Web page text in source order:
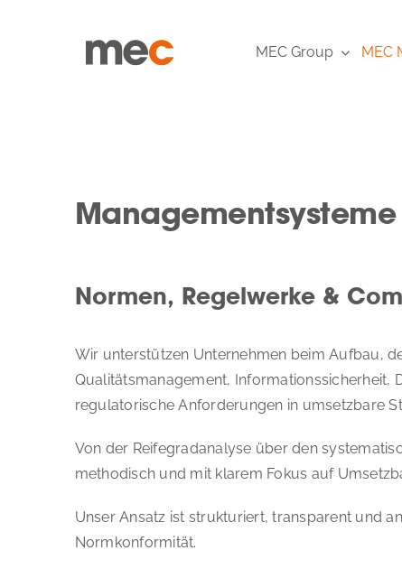
MEC Group MEC
Normen, Regelwerke &
Wir unterstützen Unternehmen beim Aufbau,
Qualitätsmanagement, Informationssicherheit,
regulatorische Anforderungen in umsetzbare
Von der Reifegradanalyse über den
methodisch und mit klarem Fokus auf
Unser Ansatz ist strukturiert, transparent und
Normkonformität.